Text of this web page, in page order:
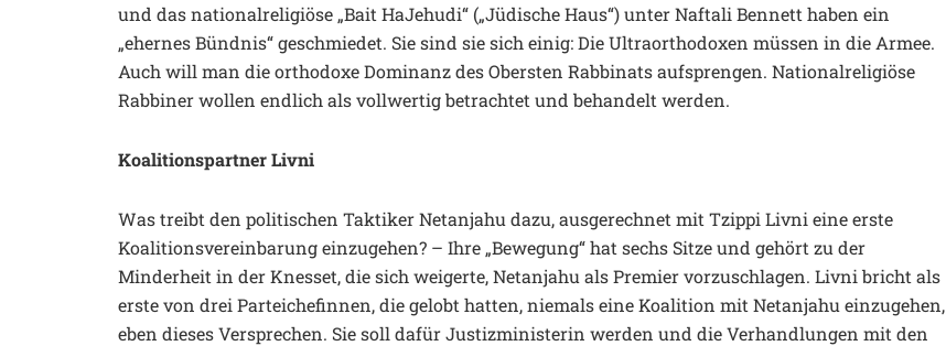
und das nationalreligiöse „Bait HaJehudi“ („Jüdische Haus“) unter Naftali Bennett haben ein
„ehernes Bündnis“ geschmiedet. Sie sind sie sich einig: Die Ultraorthodoxen müssen in die Armee.
Auch will man die orthodoxe Dominanz des Obersten Rabbinats aufsprengen. Nationalreligiöse
Rabbiner wollen endlich als vollwertig betrachtet und behandelt werden.
Koalitionspartner Livni
Was treibt den politischen Taktiker Netanjahu dazu, ausgerechnet mit Tzippi Livni eine erste
Koalitionsvereinbarung einzugehen? – Ihre „Bewegung“ hat sechs Sitze und gehört zu der
Minderheit in der Knesset, die sich weigerte, Netanjahu als Premier vorzuschlagen. Livni bricht als
erste von drei Parteichefinnen, die gelobt hatten, niemals eine Koalition mit Netanjahu einzugehen,
eben dieses Versprechen. Sie soll dafür Justizministerin werden und die Verhandlungen mit den